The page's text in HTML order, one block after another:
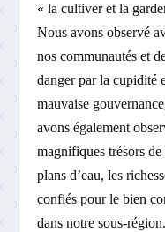
« la cultiver et la
Nous avons observé
nos communautés et
danger par la cupidité
mauvaise
avons également
magnifiques trésors
plans d’eau, les
confiés pour le bien
dans notre sous-région.